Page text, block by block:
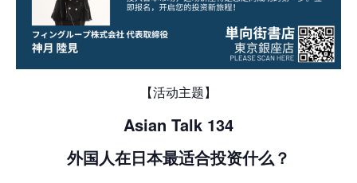
【活动主题】
Asian Talk 134
外国人在日本最适合投资什么？